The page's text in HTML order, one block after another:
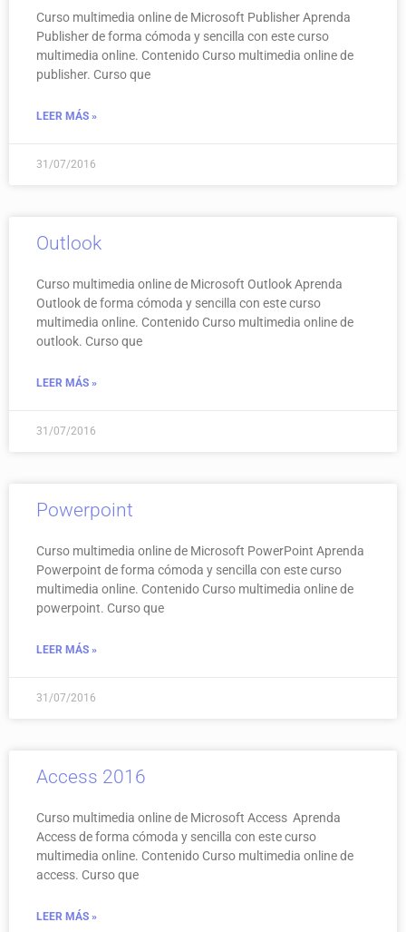
Curso multimedia online de Microsoft Publisher Aprenda
Publisher de forma cómoda y sencilla con este curso
multimedia online. Contenido Curso multimedia online de
publisher. Curso que
LEER MÁS »
31/07/2016
Outlook
Curso multimedia online de Microsoft Outlook Aprenda
Outlook de forma cómoda y sencilla con este curso
multimedia online. Contenido Curso multimedia online de
outlook. Curso que
LEER MÁS »
31/07/2016
Powerpoint
Curso multimedia online de Microsoft PowerPoint Aprenda
Powerpoint de forma cómoda y sencilla con este curso
multimedia online. Contenido Curso multimedia online de
powerpoint. Curso que
LEER MÁS »
31/07/2016
Access 2016
Curso multimedia online de Microsoft Access Aprenda
Access de forma cómoda y sencilla con este curso
multimedia online. Contenido Curso multimedia online de
access. Curso que
LEER MÁS »